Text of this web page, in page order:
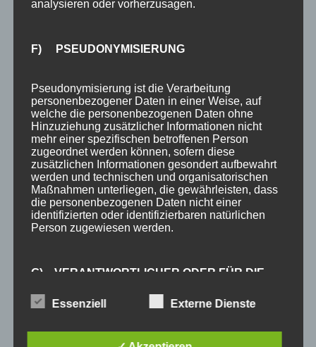
Busfahren in Oberstdorf
Neuer Sonnenheim Semmel Service
Der Allgäu-Walser-Pass ist da!
MOBIL PASS ALLGÄU – ab 12. November 2024
KATEGORIEN
Allgemein
Ausflugstipps
Bewertungen
analysieren oder vorherzusagen.
F) PSEUDONYMISIERUNG
Pseudonymisierung ist die Verarbeitung
personenbezogener Daten in einer Weise, auf
welche die personenbezogenen Daten ohne
Hinzuziehung zusätzlicher Informationen nicht
mehr einer spezifischen betroffenen Person
zugeordnet werden können, sofern diese
zusätzlichen Informationen gesondert aufbewahrt
werden und technischen und organisatorischen
Maßnahmen unterliegen, die gewährleisten, dass
die personenbezogenen Daten nicht einer
identifizierten oder identifizierbaren natürlichen
Person zugewiesen werden.
G) VERANTWORTLICHER ODER FÜR DIE
Essenziell Externe Dienste